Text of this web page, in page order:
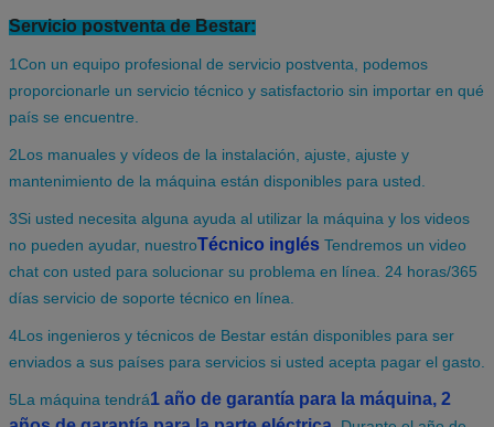
Servicio postventa de Bestar:
1Con un equipo profesional de servicio postventa, podemos
proporcionarle un servicio técnico y satisfactorio sin importar en qué
país se encuentre.
2Los manuales y vídeos de la instalación, ajuste, ajuste y
mantenimiento de la máquina están disponibles para usted.
3Si usted necesita alguna ayuda al utilizar la máquina y los videos
no pueden ayudar, nuestroTécnico inglés Tendremos un video
chat con usted para solucionar su problema en línea. 24 horas/365
días servicio de soporte técnico en línea.
4Los ingenieros y técnicos de Bestar están disponibles para ser
enviados a sus países para servicios si usted acepta pagar el gasto.
5La máquina tendrá1 año de garantía para la máquina, 2